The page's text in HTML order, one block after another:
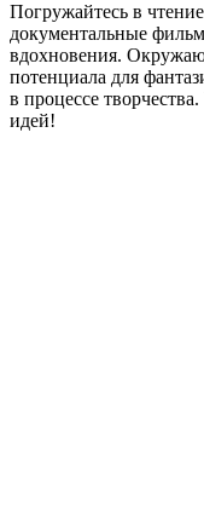
Погружайтесь в
документальные
вдохновения.
потенциала для
в процессе
идей!